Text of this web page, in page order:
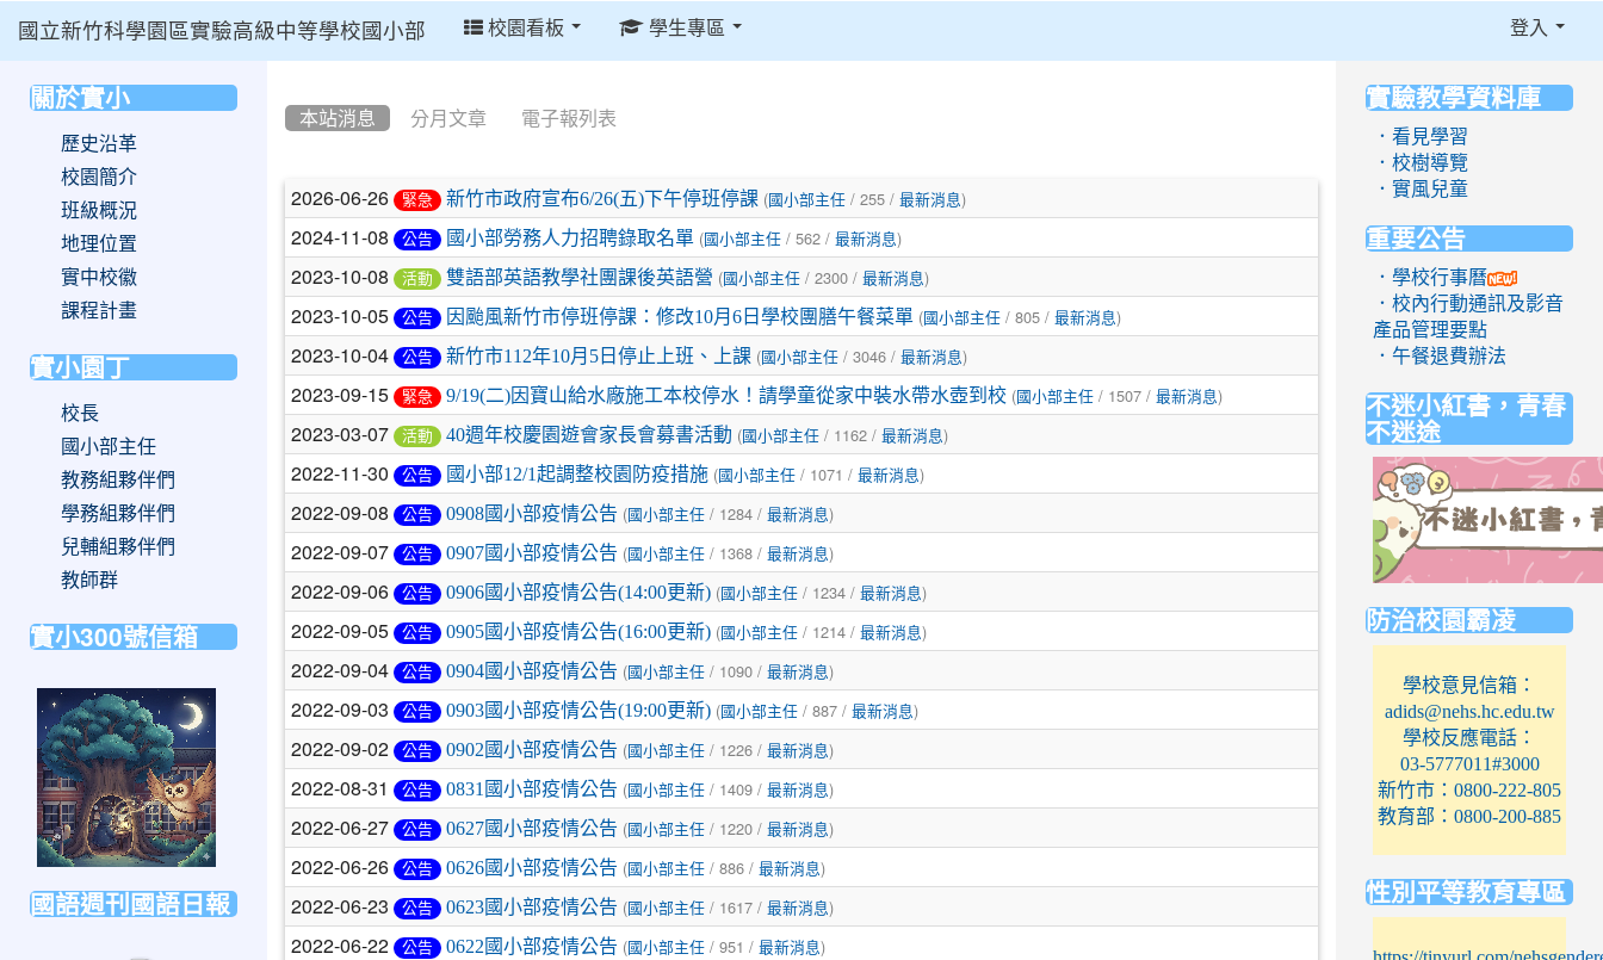
國立新竹科學園區實驗高級中等學校國小部 校園看板 學生專區 登入
本站消息 分月文章 電子報列表
文
章
列
表
2026-06-26 緊急 新竹市政府宣布6/26(五)下午停班停課 (國小部主任 / 255 / 最新消息)
2024-11-08 公告 國小部勞務人力招聘錄取名單 (國小部主任 / 562 / 最新消息)
2023-10-08 活動 雙語部英語教學社團課後英語營 (國小部主任 / 2300 / 最新消息)
2023-10-05 公告 因颱風新竹市停班停課：修改10月6日學校團膳午餐菜單 (國小部主任 / 805 / 最新消息)
2023-10-04 公告 新竹市112年10月5日停止上班、上課 (國小部主任 / 3046 / 最新消息)
2023-09-15 緊急 9/19(二)因寶山給水廠施工本校停水！請學童從家中裝水帶水壺到校 (國小部主任 / 1507 / 最新消息)
2023-03-07 活動 40週年校慶園遊會家長會募書活動 (國小部主任 / 1162 / 最新消息)
2022-11-30 公告 國小部12/1起調整校園防疫措施 (國小部主任 / 1071 / 最新消息)
2022-09-08 公告 0908國小部疫情公告 (國小部主任 / 1284 / 最新消息)
2022-09-07 公告 0907國小部疫情公告 (國小部主任 / 1368 / 最新消息)
2022-09-06 公告 0906國小部疫情公告(14:00更新) (國小部主任 / 1234 / 最新消息)
2022-09-05 公告 0905國小部疫情公告(16:00更新) (國小部主任 / 1214 / 最新消息)
2022-09-04 公告 0904國小部疫情公告 (國小部主任 / 1090 / 最新消息)
2022-09-03 公告 0903國小部疫情公告(19:00更新) (國小部主任 / 887 / 最新消息)
2022-09-02 公告 0902國小部疫情公告 (國小部主任 / 1226 / 最新消息)
2022-08-31 公告 0831國小部疫情公告 (國小部主任 / 1409 / 最新消息)
2022-06-27 公告 0627國小部疫情公告 (國小部主任 / 1220 / 最新消息)
2022-06-26 公告 0626國小部疫情公告 (國小部主任 / 886 / 最新消息)
2022-06-23 公告 0623國小部疫情公告 (國小部主任 / 1617 / 最新消息)
2022-06-22 公告 0622國小部疫情公告 (國小部主任 / 951 / 最新消息)
關於實小
歷史沿革
校園簡介
班級概況
地理位置
實中校徽
課程計畫
實小園丁
校長
國小部主任
教務組夥伴們
學務組夥伴們
兒輔組夥伴們
教師群
實小300號信箱
https://forms.gle/sb6qss7apF2uRjVc7
國語週刊國語日報
實驗教學資料庫
．看見學習
．校樹導覽
．實風兒童
重要公告
．學校行事曆
．校內行動通訊及影音
產品管理要點
．午餐退費辦法
不迷小紅書，青春
不迷途
to
https://eliteracy.edu.tw/
防治校園霸凌
學校意見信箱：
adids@nehs.hc.edu.tw
學校反應電話：
03-5777011#3000
新竹市：0800-222-805
教育部：0800-200-885
性別平等教育專區